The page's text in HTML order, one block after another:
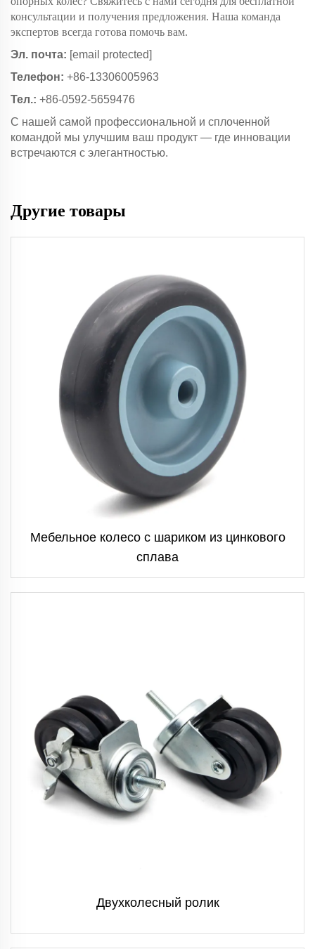
консультации и получения предложения. Наша команда
экспертов всегда готова помочь вам.
Эл. почта: [email protected]
Телефон: +86-13306005963
Тел.: +86-0592-5659476
С нашей самой профессиональной и сплоченной
командой мы улучшим ваш продукт — где инновации
встречаются с элегантностью.
Другие товары
Мебельное колесо с шариком из цинкового
сплава
Двухколесный ролик